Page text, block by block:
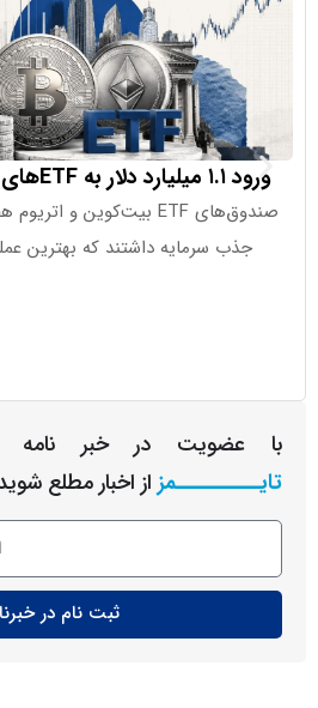
سرمایه داشتند که بهترین عملکرد از
در خبر نامه
از اخبار مطلع شوید.
ثبت نام در خبرنامه